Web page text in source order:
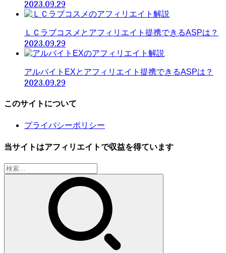
2023.09.29
ＬＣラブコスメとアフィリエイト提携できるASPは？
2023.09.29
アルバイトEXとアフィリエイト提携できるASPは？
2023.09.29
このサイトについて
プライバシーポリシー
当サイトはアフィリエイトで収益を得ています
検
索: